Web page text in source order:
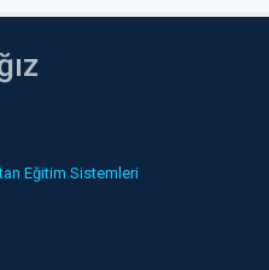
Eğitim Sistemleri